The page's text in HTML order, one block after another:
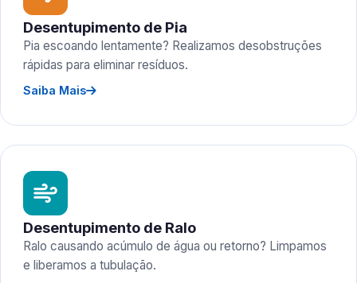
Desentupimento de Pia
Pia escoando lentamente? Realizamos desobstruções
rápidas para eliminar resíduos.
Saiba Mais
Desentupimento de Ralo
Ralo causando acúmulo de água ou retorno? Limpamos
e liberamos a tubulação.